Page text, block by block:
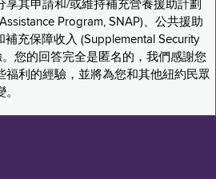
享其申請和/或維持補充營養援助計劃
Program, SNAP)、公共援助
補充保障收入 (Supplemental Security
。您的回答完全是匿名的，我們感謝您
福利的經驗，並將為您和其他紐約民眾